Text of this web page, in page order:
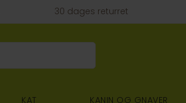
30 dages returret
KAT KANIN OG GNAVER